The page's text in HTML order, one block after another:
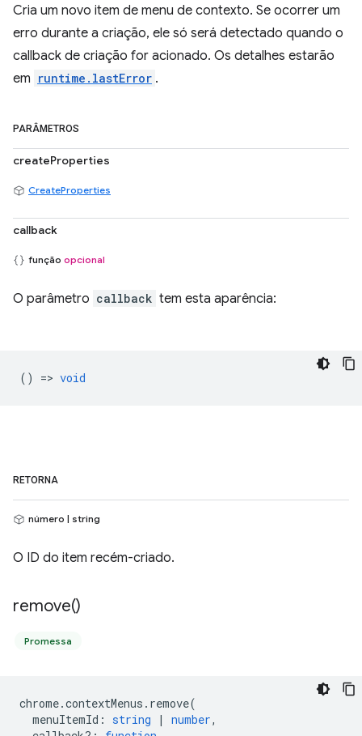
Cria um novo item de menu de contexto. Se ocorrer um
erro durante a criação, ele só será detectado quando o
callback de criação for acionado. Os detalhes estarão
em runtime.lastError .
PARÂMETROS
createProperties
CreateProperties
callback
função opcional
O parâmetro callback tem esta aparência:
() => void
RETORNA
número | string
O ID do item recém-criado.
remove()
Promessa
chrome.contextMenus . remove(
menuItemId : string | number,